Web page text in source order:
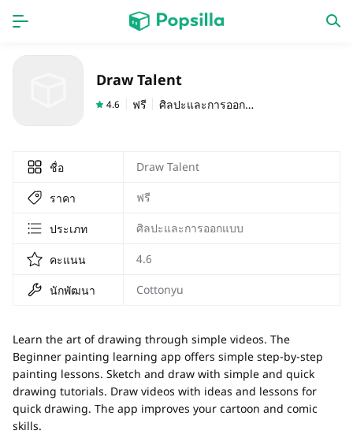
Draw Talent
4.6 ฟรี ศิลปะและการออกแบบ
ชื่อ Draw Talent
ราคา ฟรี
ประเภท ศิลปะและการออกแบบ
คะแนน 4.6
นักพัฒนา Cottonyu
Learn the art of drawing through simple videos. The
Beginner painting learning app offers simple step-by-step
painting lessons. Sketch and draw with simple and quick
drawing tutorials. Draw videos with ideas and lessons for
quick drawing. The app improves your cartoon and comic
skills.